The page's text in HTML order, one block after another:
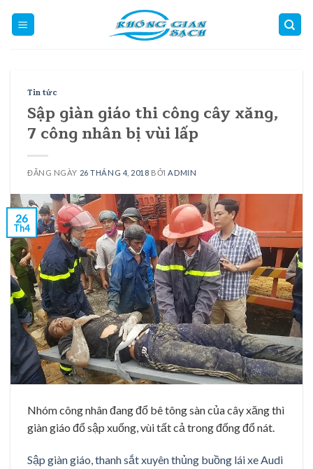
Tin tức
Sập giàn giáo thi công cây xăng,
7 công nhân bị vùi lấp
ĐĂNG NGÀY 26 THÁNG 4, 2018 BỞI ADMIN
26
Th4
Nhóm công nhân đang đổ bê tông sàn của cây xăng thì
giàn giáo đổ sập xuống, vùi tất cả trong đống đổ nát.
Sập giàn giáo, thanh sắt xuyên thủng buồng lái xe Audi